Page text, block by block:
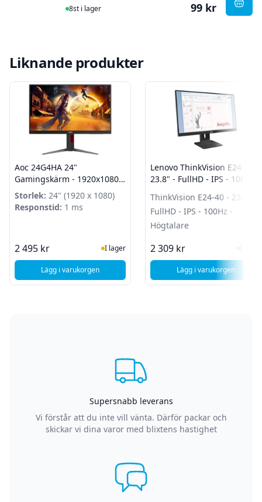
I Lager
8st i lager 99 kr ,
Liknande produkter
Aoc 24G4HA 24"
Gamingskärm - 1920x1080
IPS - 200hz - 0.5ms
Storlek: 24" (1920 x 1080)
Responstid: 1 ms
2 495 kr I Lager
I lager
Lägg i varukorgen, Aoc 24G4HA 24" Gamingskärm - 1920x1080 IPS - 200hz -
Lenovo ThinkVision E24-40 -
23.8" - FullHD - IPS - 100Hz -
ThinkVision E24-40 - 23.8" -
FullHD - IPS - 100Hz -
Högtalare
2 309 kr I
Lägg i varukorgen
, Lenovo
Supersnabb leverans
Vi förstår att du inte vill vänta. Därför packar och
skickar vi dina varor med blixtens hastighet